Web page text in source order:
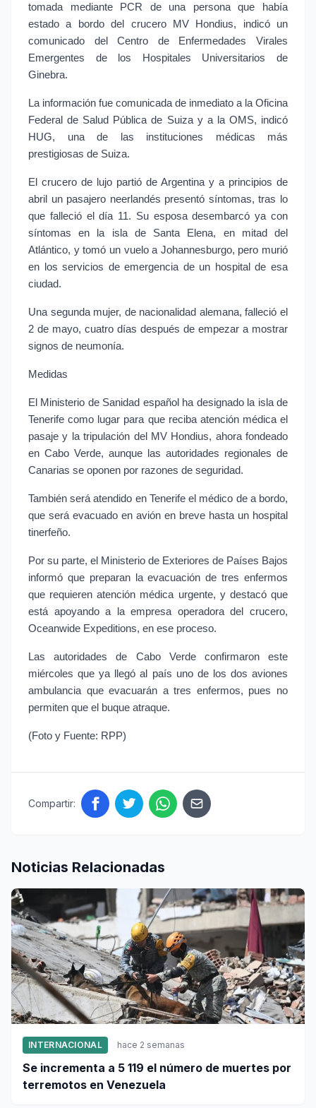
tomada mediante PCR de una persona que había
estado a bordo del crucero MV Hondius, indicó un
comunicado del Centro de Enfermedades Virales
Emergentes de los Hospitales Universitarios de
Ginebra.
La información fue comunicada de inmediato a la Oficina
Federal de Salud Pública de Suiza y a la OMS, indicó
HUG, una de las instituciones médicas más
prestigiosas de Suiza.
El crucero de lujo partió de Argentina y a principios de
abril un pasajero neerlandés presentó síntomas, tras lo
que falleció el día 11. Su esposa desembarcó ya con
síntomas en la isla de Santa Elena, en mitad del
Atlántico, y tomó un vuelo a Johannesburgo, pero murió
en los servicios de emergencia de un hospital de esa
ciudad.
Una segunda mujer, de nacionalidad alemana, falleció el
2 de mayo, cuatro días después de empezar a mostrar
signos de neumonía.
Medidas
El Ministerio de Sanidad español ha designado la isla de
Tenerife como lugar para que reciba atención médica el
pasaje y la tripulación del MV Hondius, ahora fondeado
en Cabo Verde, aunque las autoridades regionales de
Canarias se oponen por razones de seguridad.
También será atendido en Tenerife el médico de a bordo,
que será evacuado en avión en breve hasta un hospital
tinerfeño.
Por su parte, el Ministerio de Exteriores de Países Bajos
informó que preparan la evacuación de tres enfermos
que requieren atención médica urgente, y destacó que
está apoyando a la empresa operadora del crucero,
Oceanwide Expeditions, en ese proceso.
Las autoridades de Cabo Verde confirmaron este
miércoles que ya llegó al país uno de los dos aviones
ambulancia que evacuarán a tres enfermos, pues no
permiten que el buque atraque.
(Foto y Fuente: RPP)
Compartir:
Noticias Relacionadas
INTERNACIONAL hace 2 semanas
Se incrementa a 5 119 el número de muertes por
terremotos en Venezuela